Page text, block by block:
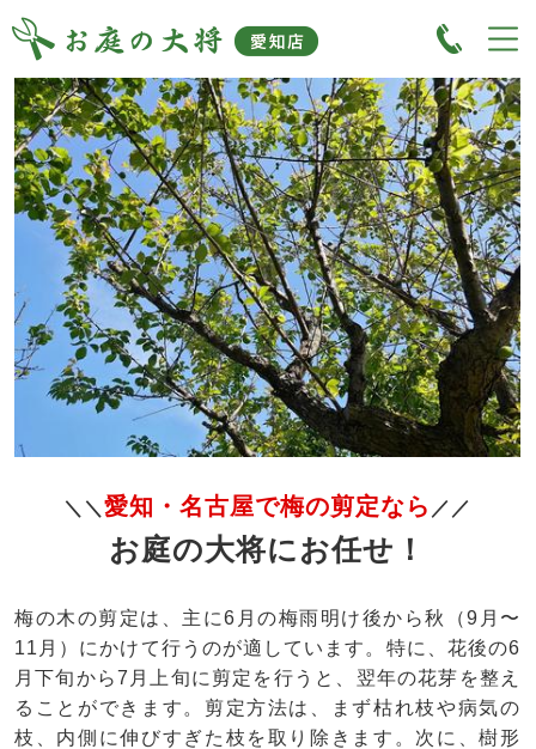
＼＼ 愛知・名古屋で梅の剪定なら ／／
お庭の大将にお任せ！
梅の木の剪定は、主に6月の梅雨明け後から秋（9月〜
11月）にかけて行うのが適しています。特に、花後の6
月下旬から7月上旬に剪定を行うと、翌年の花芽を整え
ることができます。剪定方法は、まず枯れ枝や病気の
枝、内側に伸びすぎた枝を取り除きます。次に、樹形